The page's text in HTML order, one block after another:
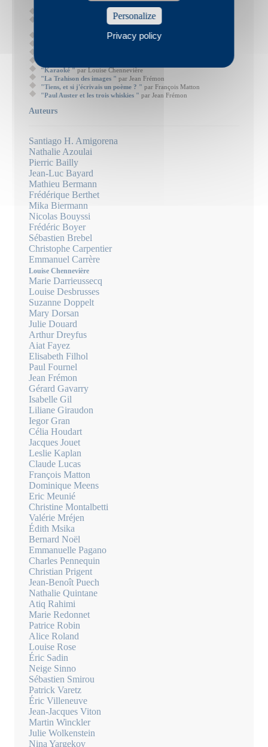
par Jean-Luc Bayard
"Comment ça commence (ma rencontre avec Paul Otchakovsky-
"Vos enfants ne sont pas vos enfants " par Neige Sinno
"Karaoké "par Louise Chennevière
"La Trahison des images " par Jean Frémon
"Tiens, et si j'écrivais un poème ? " par François Matton
"Paul Auster et les trois whiskies " par Jean Frémon
Auteurs
Santiago H. Amigorena
Nathalie Azoulai
Pierric Bailly
Jean-Luc Bayard
Mathieu Bermann
Frédérique Berthet
Mika Biermann
Nicolas Bouyssi
Frédéric Boyer
Sébastien Brebel
Christophe Carpentier
Emmanuel Carrère
Louise Chennevière
Marie Darrieussecq
Louise Desbrusses
Suzanne Doppelt
Mary Dorsan
Julie Douard
Arthur Dreyfus
Aiat Fayez
Elisabeth Filhol
Paul Fournel
Jean Frémon
Gérard Gavarry
Isabelle Gil
Liliane Giraudon
Iegor Gran
Célia Houdart
Jacques Jouet
Leslie Kaplan
Claude Lucas
François Matton
Dominique Meens
Eric Meunié
Christine Montalbetti
Valérie Mréjen
Édith Msika
Bernard Noël
Emmanuelle Pagano
Charles Pennequin
Christian Prigent
Jean-Benoît Puech
Nathalie Quintane
Atiq Rahimi
Marie Redonnet
Patrice Robin
Alice Roland
Louise Rose
Éric Sadin
Neige Sinno
Sébastien Smirou
Patrick Varetz
Éric Villeneuve
Jean-Jacques Viton
Martin Winckler
Julie Wolkenstein
Nina Yargekov
Personalize
Privacy policy